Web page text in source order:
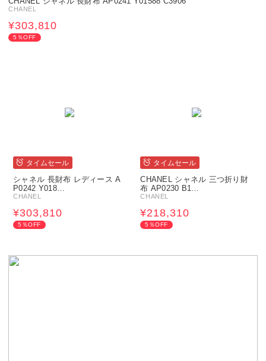
CHANEL
¥303,810
5％OFF
タイムセール
シャネル 長財布 レディース A
P0242 Y018…
CHANEL
¥303,810
5％OFF
タイムセール
CHANEL シャネル 三つ折り財
布 AP0230 B1…
CHANEL
¥218,310
5％OFF